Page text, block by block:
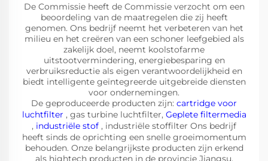
De Commissie heeft de Commissie verzocht om een
beoordeling van de maatregelen die zij heeft
genomen. Ons bedrijf neemt het verbeteren van het
milieu en het creëren van een schoner leefgebied als
zakelijk doel, neemt koolstofarme
uitstootvermindering, energiebesparing en
verbruiksreductie als eigen verantwoordelijkheid en
biedt intelligente geïntegreerde uitgebreide diensten
voor ondernemingen.
De geproduceerde producten zijn: cartridge voor
luchtfilter , gas turbine luchtfilter, Geplete filtermedia
, industriële stof , industriële stoffilter Ons bedrijf
heeft sinds de oprichting een snelle groeimomentum
behouden. Onze belangrijkste producten zijn erkend
als hightech producten in de provincie Jiangsu,